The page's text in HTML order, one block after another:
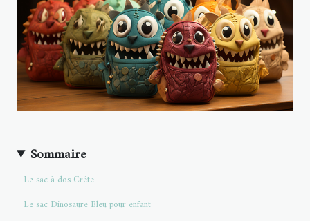
Sommaire
Le sac à dos Crête
Le sac Dinosaure Bleu pour enfant